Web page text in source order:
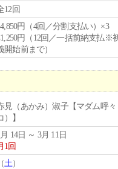
12回
円（4回／分割支払い）×3
円（12回／一括前納支払※
開始前まで）
見（あかみ）淑子【マダム呼々
）】
14日 ～ 3月 11日
1回
（土）